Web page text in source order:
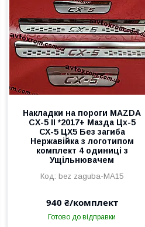
Накладки на пороги MAZDA
CX-5 II *2017+ Мазда Цх-5
СХ-5 ЦХ5 Без загиба
Нержавійка з логотипом
комплект 4 одиниці з
Ущільнювачем
bez zaguba-MA15
940 ₴/комплект
Готово до відправки